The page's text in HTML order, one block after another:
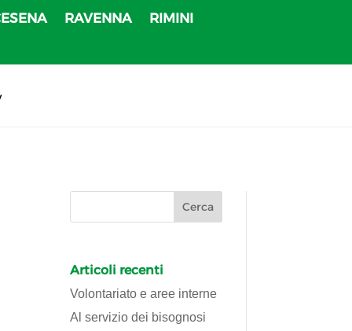
RAVENNA RIMINI
Articoli recenti
Volontariato e aree interne
Al servizio dei bisognosi